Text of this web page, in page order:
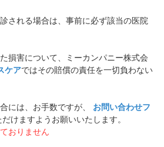
される場合は、事前に必ず該当の医院
損害について、ミーカンパニー株式会
ケアではその賠償の責任を一切負わない
には、お手数ですが、
お問い合わせフ
けますようお願いいたします。
おりません